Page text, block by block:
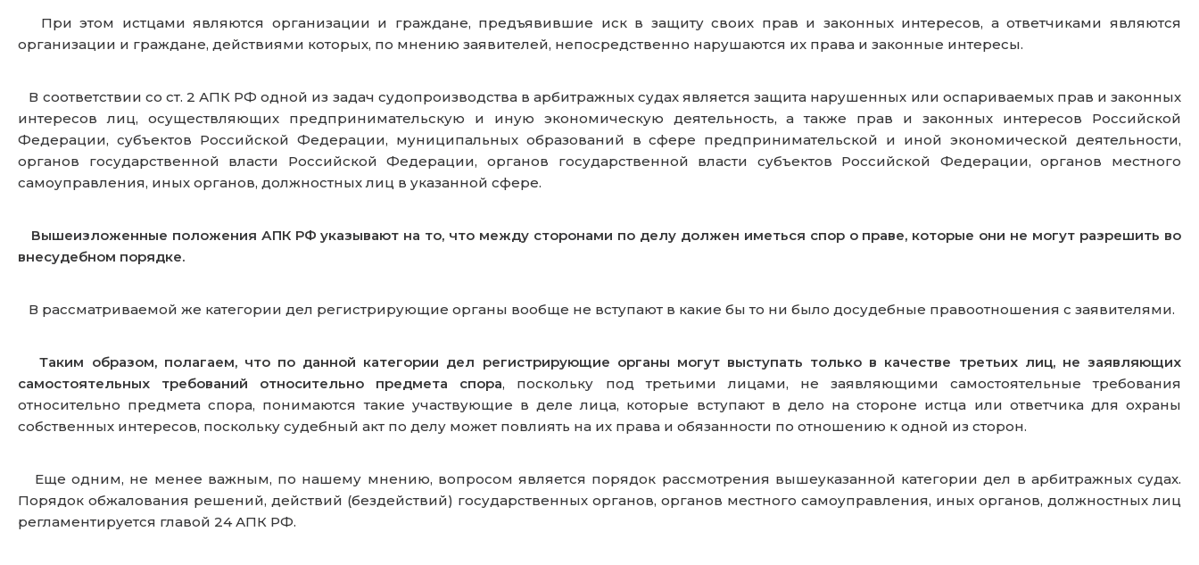
При этом истцами являются организации и граждане, предъявившие иск в защиту своих прав и законных интересов, а ответчиками являются
организации и граждане, действиями которых, по мнению заявителей, непосредственно нарушаются их права и законные интересы.
В соответствии со ст. 2 АПК РФ одной из задач судопроизводства в арбитражных судах является защита нарушенных или оспариваемых прав и законных
интересов лиц, осуществляющих предпринимательскую и иную экономическую деятельность, а также прав и законных интересов Российской
Федерации, субъектов Российской Федерации, муниципальных образований в сфере предпринимательской и иной экономической деятельности,
органов государственной власти Российской Федерации, органов государственной власти субъектов Российской Федерации, органов местного
самоуправления, иных органов, должностных лиц в указанной сфере.
Вышеизложенные положения АПК РФ указывают на то, что между сторонами по делу должен иметься спор о праве, которые они не могут разрешить во
внесудебном порядке.
В рассматриваемой же категории дел регистрирующие органы вообще не вступают в какие бы то ни было досудебные правоотношения с заявителями.
Таким образом, полагаем, что по данной категории дел регистрирующие органы могут выступать только в качестве третьих лиц, не заявляющих
самостоятельных требований относительно предмета спора, поскольку под третьими лицами, не заявляющими самостоятельные требования
относительно предмета спора, понимаются такие участвующие в деле лица, которые вступают в дело на стороне истца или ответчика для охраны
собственных интересов, поскольку судебный акт по делу может повлиять на их права и обязанности по отношению к одной из сторон.
Еще одним, не менее важным, по нашему мнению, вопросом является порядок рассмотрения вышеуказанной категории дел в арбитражных судах.
Порядок обжалования решений, действий (бездействий) государственных органов, органов местного самоуправления, иных органов, должностных лиц
регламентируется главой 24 АПК РФ.